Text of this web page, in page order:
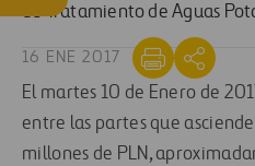
de Tratamiento de Aguas
16 ENE 2017
El martes 10 de Enero de
entre las partes que
millones de PLN,